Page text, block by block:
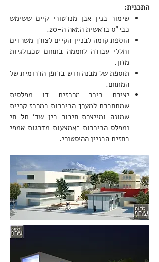
התכנית:
שימור בנין אבן מנדטורי קיים ששימש
כבי"ס בראשית המאה ה-20.
הוספת קומה לבניין הקיים לצורך משרדים
וחללי עבודה לחממה בתחום טכנולגיות
מזון.
תוספת של מבנה חדש בדופן הדרומית של
המתחם.
יצירת כיכר מרכזית דו מפלסית
שמתחברת למערך הכיכרות במרכז קריית
שמונה ומייצרת חיבור בין שד' תל חי
ומפלס הכיכרות באמצעות מדרגות אמפי
בחזית הבניין ההיסטורי.